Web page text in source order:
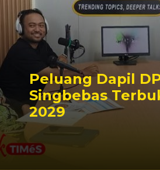
Peluang Dapil
Singbebas
2029